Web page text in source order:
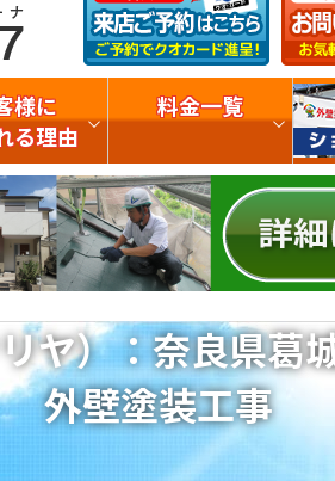
様に
る理由
料金一覧
ヤ）：奈良県葛
外壁塗装工事